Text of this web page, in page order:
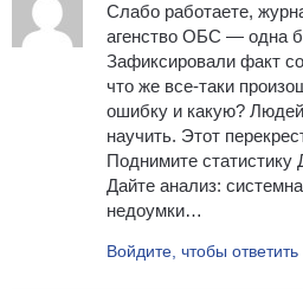
Слабо работаете,
агенство ОБС — одна
Зафиксировали факт
что же все-таки
ошибку и какую?
научить. Этот
Поднимите статистику
Дайте анализ:
недоумки…
Войдите, чтобы ответить